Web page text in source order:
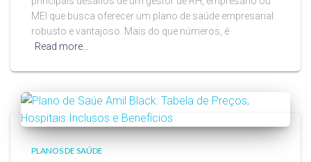
MEI que busca oferecer um plano de saúde empresarial
robusto e vantajoso. Mais do que números, é
Read more…
PLANOS DE SAÚDE